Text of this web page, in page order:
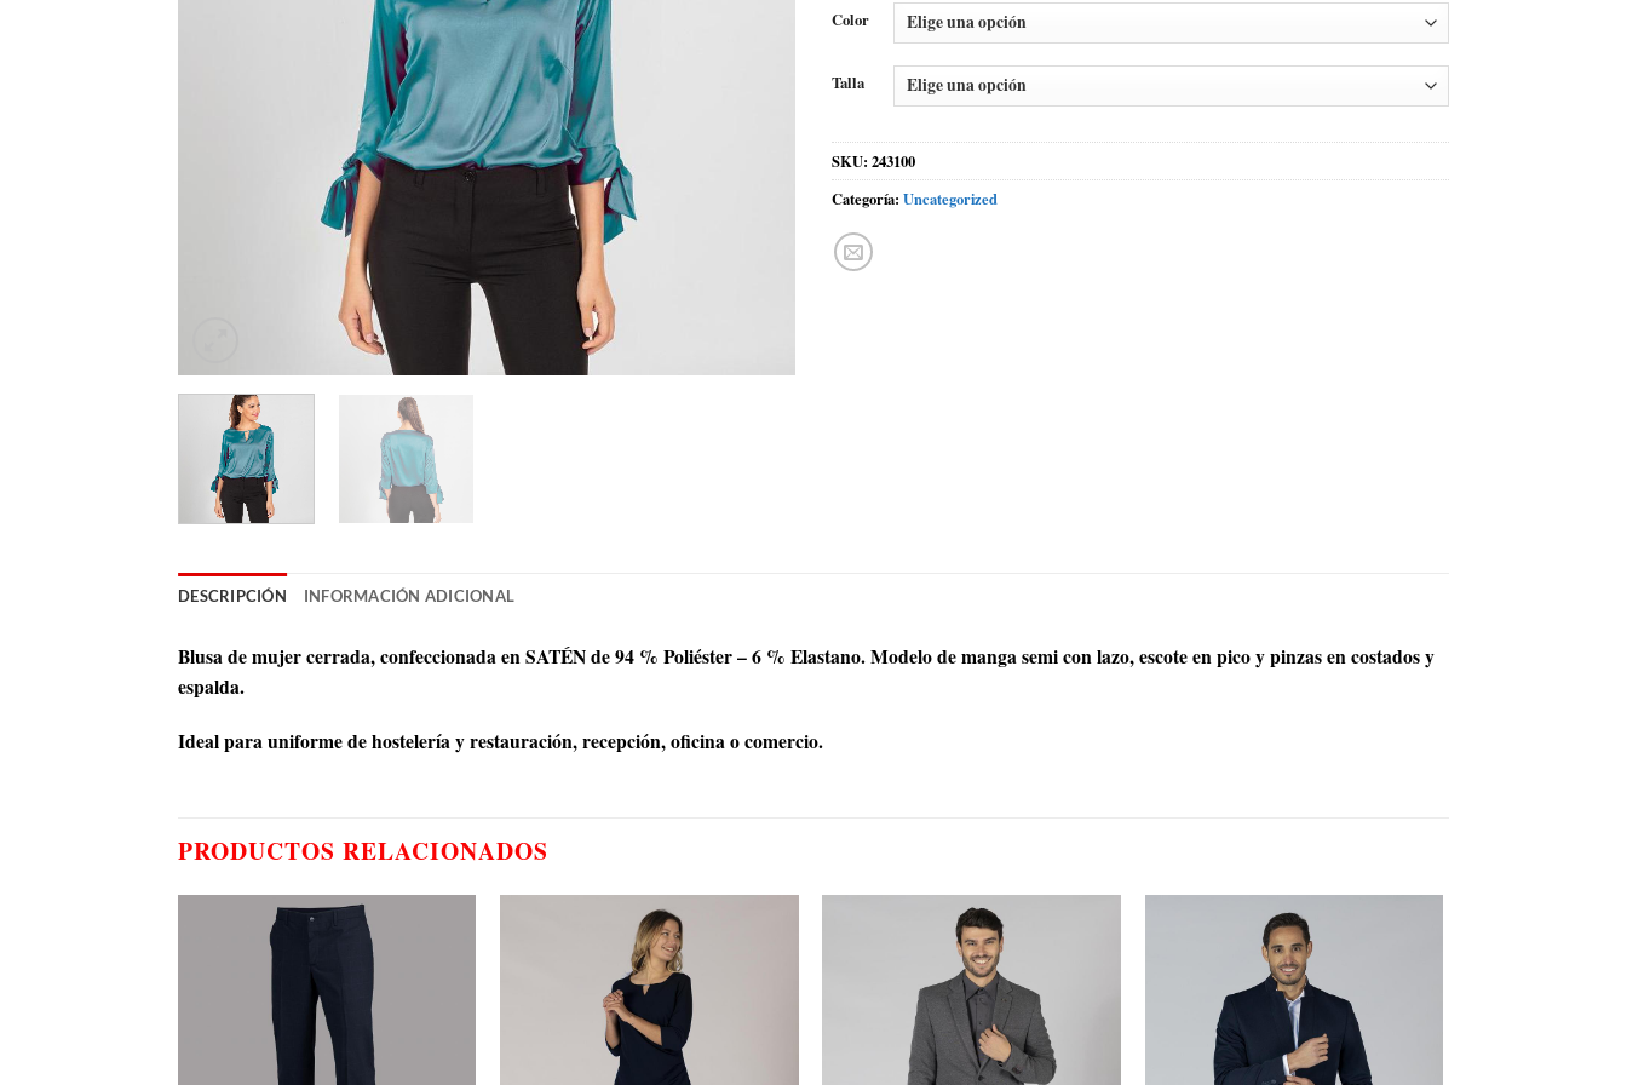
Color
Talla
SKU: 243100
Categoría: Uncategorized
DESCRIPCIÓN INFORMACIÓN ADICIONAL
Blusa de mujer cerrada, confeccionada en SATÉN de 94 % Poliéster – 6 % Elastano. Modelo de manga semi con lazo, escote en pico y pinzas en costados y
espalda.
Ideal para uniforme de hostelería y restauración, recepción, oficina o comercio.
PRODUCTOS RELACIONADOS